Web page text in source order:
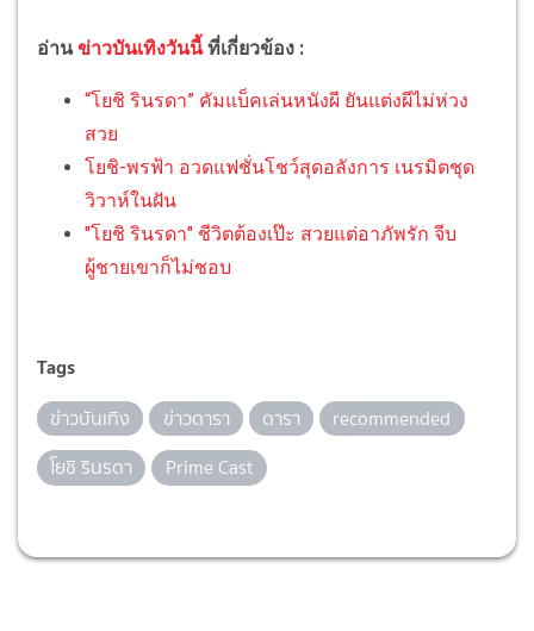
อ่านข่าวบันเทิงวันนี้ ที่เกี่ยวข้อง :
“โยชิ รินรดา” คัมแบ็คเล่นหนังผี ยันแต่งผีไม่ห่วง
สวย
โยชิ-พรฟ้า อวดแฟชั่นโชว์สุดอลังการ เนรมิตชุด
วิวาห์ในฝัน
"โยชิ รินรดา" ชีวิตต้องเป๊ะ สวยแต่อาภัพรัก จีบ
ผู้ชายเขาก็ไม่ชอบ
Tags
ข่าวบันเทิง ข่าวดารา ดารา
recommended
โยชิ รินรดา
Prime Cast